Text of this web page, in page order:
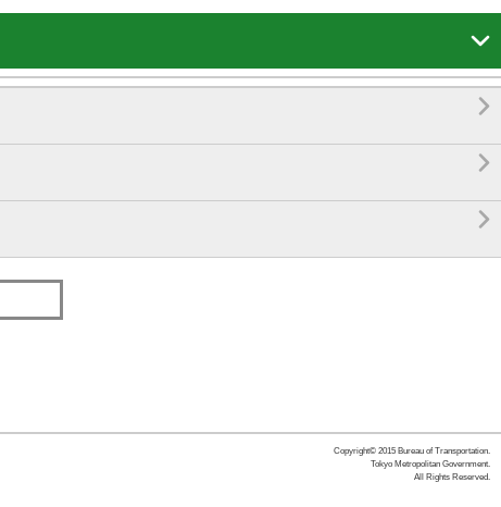




Copyright© 2015 Bureau of Transportation.
Tokyo Metropolitan Government.
All Rights Reserved.